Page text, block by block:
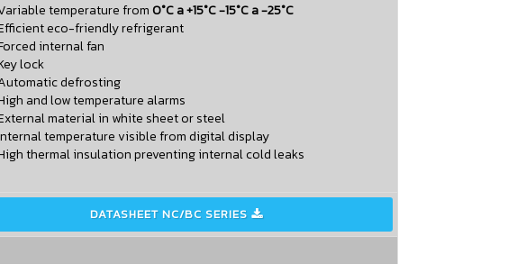
temperature from0°C a +15°C -15°C a -25°C
eco-friendly refrigerant
internal fan
lock
defrosting
and low temperature alarms
material in white sheet or steel
temperature visible from digital display
thermal insulation preventing internal cold leaks
DATASHEET NC/BC SERIES 